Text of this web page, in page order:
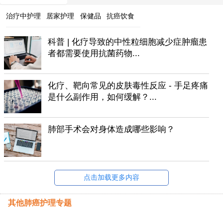
治疗中护理 居家护理 保健品 抗癌饮食
科普 | 化疗导致的中性粒细胞减少症肿瘤患
者都需要使用抗菌药物...
化疗、靶向常见的皮肤毒性反应 - 手足疼痛
是什么副作用，如何缓解？...
肺部手术会对身体造成哪些影响？
点击加载更多内容
其他肺癌护理专题